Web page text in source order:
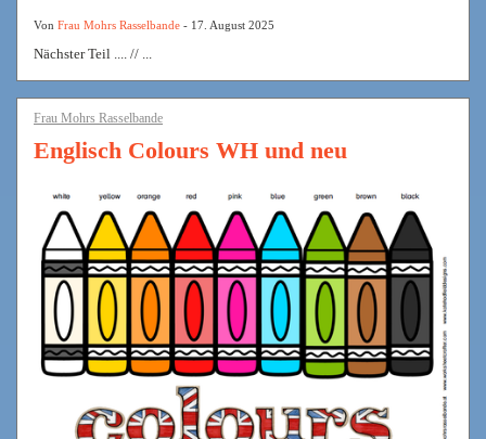
Von Frau Mohrs Rasselbande - 17. August 2025
Nächster Teil .... // ...
Frau Mohrs Rasselbande
Englisch Colours WH und neu